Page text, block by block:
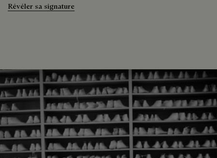
Révéler sa signature